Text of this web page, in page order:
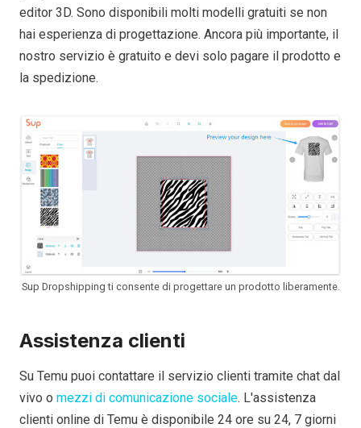
editor 3D. Sono disponibili molti modelli gratuiti se non
hai esperienza di progettazione. Ancora più importante, il
nostro servizio è gratuito e devi solo pagare il prodotto e
la spedizione.
Sup Dropshipping ti consente di progettare un prodotto liberamente.
Assistenza clienti
Su Temu puoi contattare il servizio clienti tramite chat dal
vivo o mezzi di comunicazione sociale. L'assistenza
clienti online di Temu è disponibile 24 ore su 24, 7 giorni